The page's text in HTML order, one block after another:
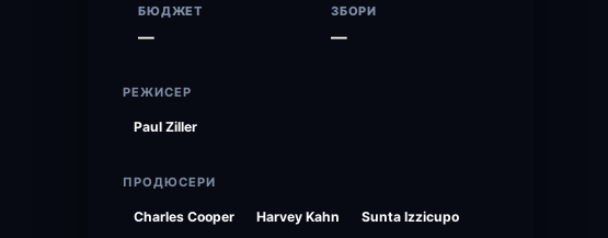
БЮДЖЕТ
—
ЗБОРИ
—
РЕЖИСЕР
Paul Ziller
ПРОДЮСЕРИ
Charles Cooper Harvey Kahn Sunta Izzicupo